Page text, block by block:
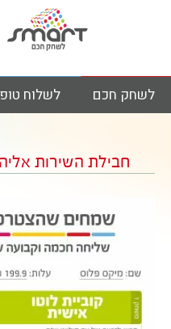
לשלוח לשחק חכם
חבילת השירות